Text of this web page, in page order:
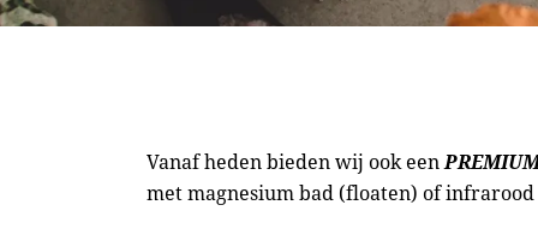
Vanaf heden bieden wij ook een
met magnesium bad (floaten) of